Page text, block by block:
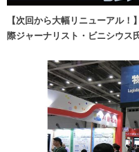
【次回から大幅リニューアル
際ジャーナリスト・ビニシウス